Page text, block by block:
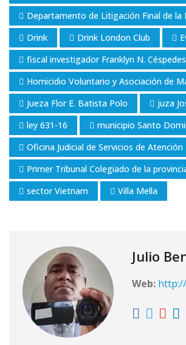
Departamento de Litigación Final de
Drink
Drink London Club
fiscal investigador Franklyn N.
Homicidio Voluntario y Asociación de
Jueza Flor E. Batista Polo
juza
ley 631-16
municipio Santo
Oficina Judicial de Servicios de
Primer Tribunal Colegiado de la
sector Vietnam
Villa Mella
Julio
Web: